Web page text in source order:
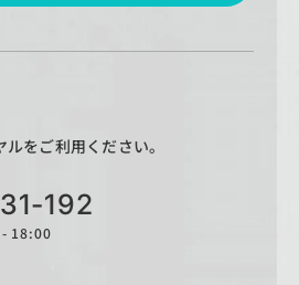
をご利用ください。
192
18:00